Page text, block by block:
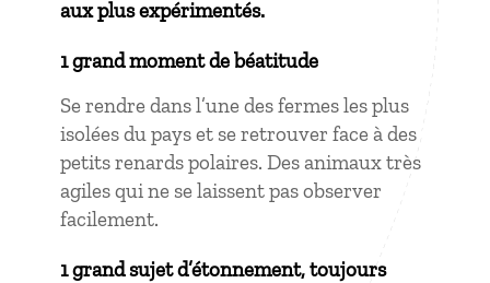
aux plus expérimentés.
1 grand moment de béatitude
Se rendre dans l’une des fermes les plus
isolées du pays et se retrouver face à des
petits renards polaires. Des animaux très
agiles qui ne se laissent pas observer
facilement.
1 grand sujet d’étonnement, toujours